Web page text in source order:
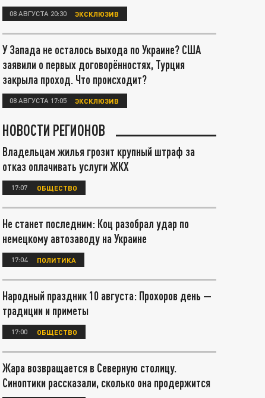
08 АВГУСТА 20:30 ЭКСКЛЮЗИВ
У Запада не осталось выхода по Украине? США
заявили о первых договорённостях, Турция
закрыла проход. Что происходит?
08 АВГУСТА 17:05 ЭКСКЛЮЗИВ
НОВОСТИ РЕГИОНОВ
Владельцам жилья грозит крупный штраф за
отказ оплачивать услуги ЖКХ
17:07 ОБЩЕСТВО
Не станет последним: Коц разобрал удар по
немецкому автозаводу на Украине
17:04 ПОЛИТИКА
Народный праздник 10 августа: Прохоров день —
традиции и приметы
17:00 ОБЩЕСТВО
Жара возвращается в Северную столицу.
Синоптики рассказали, сколько она продержится